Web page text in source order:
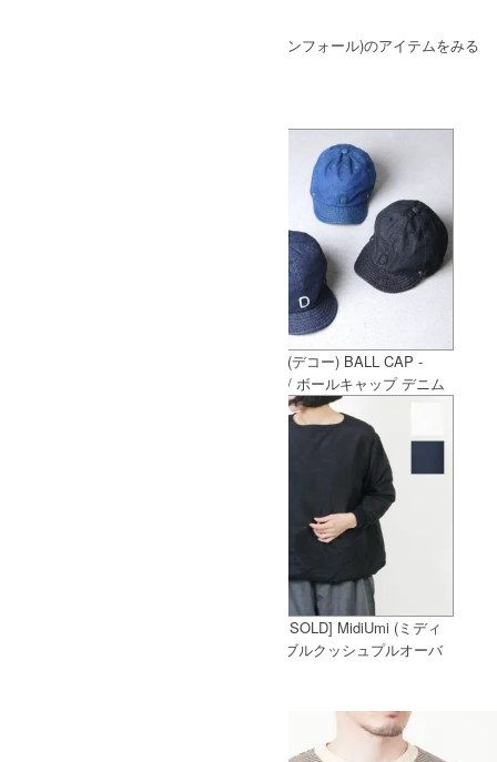
» もうすこしstyle + confort (スティールエコンフォール)のアイテムをみる
DECHO (デコー) BALL CAP -
DENIM- / ボールキャップ デニム
[THANK SOLD] MidiUmi (ミディ
ウミ) ダブルクッシュプルオーバ